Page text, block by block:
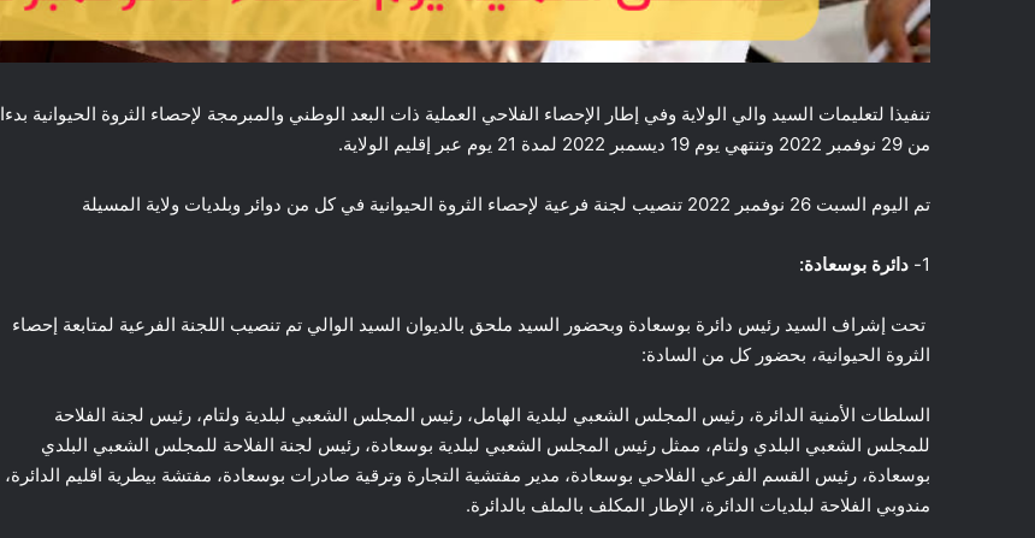
تنفيذا لتعليمات السيد والي الولاية وفي إطار الإحصاء الفلاحي العملية ذات البعد الوطني والمبرمجة لإحصاء الثروة الحيوانية بدءا
من 29 نوفمبر 2022 وتنتهي يوم 19 ديسمبر 2022 لمدة 21 يوم عبر إقليم الولاية.
تم اليوم السبت 26 نوفمبر 2022 تنصيب لجنة فرعية لإحصاء الثروة الحيوانية في كل من دوائر وبلديات ولاية المسيلة
1- دائرة بوسعادة:
تحت إشراف السيد رئيس دائرة بوسعادة وبحضور السيد ملحق بالديوان السيد الوالي تم تنصيب اللجنة الفرعية لمتابعة إحصاء
الثروة الحيوانية، بحضور كل من السادة:
السلطات الأمنية الدائرة، رئيس المجلس الشعبي لبلدية الهامل، رئيس المجلس الشعبي لبلدية ولتام، رئيس لجنة الفلاحة
للمجلس الشعبي البلدي ولتام، ممثل رئيس المجلس الشعبي لبلدية بوسعادة، رئيس لجنة الفلاحة للمجلس الشعبي البلدي
بوسعادة، رئيس القسم الفرعي الفلاحي بوسعادة، مدير مفتشية التجارة وترقية صادرات بوسعادة، مفتشة بيطرية اقليم الدائرة،
مندوبي الفلاحة لبلديات الدائرة، الإطار المكلف بالملف بالدائرة.